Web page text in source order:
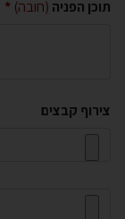
תוכן הפניה (חובה)
צירוף קבצים